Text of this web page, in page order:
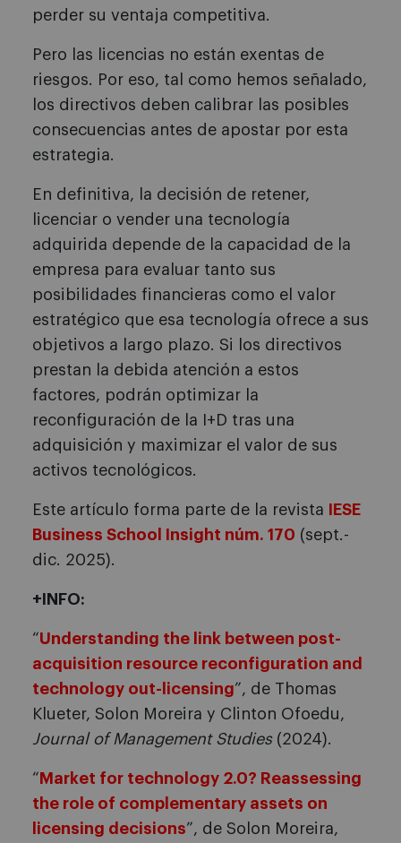
perder su ventaja competitiva.
Pero las licencias no están exentas de
riesgos. Por eso, tal como hemos señalado,
los directivos deben calibrar las posibles
consecuencias antes de apostar por esta
estrategia.
En definitiva, la decisión de retener,
licenciar o vender una tecnología
adquirida depende de la capacidad de la
empresa para evaluar tanto sus
posibilidades financieras como el valor
estratégico que esa tecnología ofrece a sus
objetivos a largo plazo. Si los directivos
prestan la debida atención a estos
factores, podrán optimizar la
reconfiguración de la I+D tras una
adquisición y maximizar el valor de sus
activos tecnológicos.
Este artículo forma parte de la revista
IESE
Business School Insight núm. 170 (sept.-
dic. 2025).
+INFO:
“Understanding the link between post-
acquisition resource reconfiguration and
technology out-licensing”, de Thomas
Klueter, Solon Moreira y Clinton Ofoedu,
Journal of Management Studies(2024).
“ Market for technology 2.0? Reassessing
the role of complementary assets on
licensing decisions”, de Solon Moreira,